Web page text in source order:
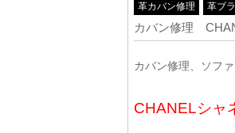
革カバン修理 革ブ
カバン修理
カバン修理、ソフ
CHANELシャ